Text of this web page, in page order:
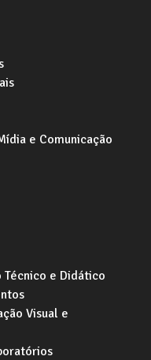
e Comunicação
Técnico e Didático
Visual e